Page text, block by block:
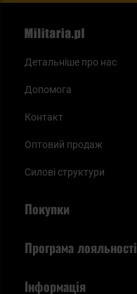
Детальніше про нас
Допомога
Контакт
Оптовий продаж
Силові структури
Покупки
Програма лояльності
Інформація